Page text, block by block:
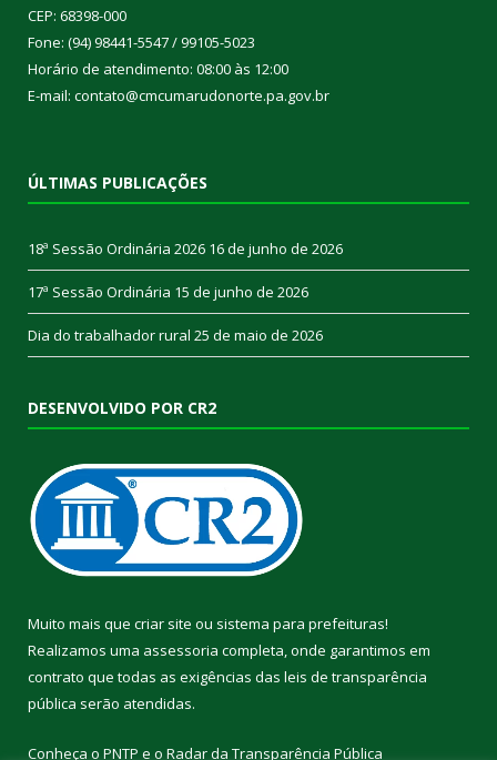
CEP: 68398-000
Fone: (94) 98441-5547 / 99105-5023
Horário de atendimento: 08:00 às 12:00
E-mail: contato@cmcumarudonorte.pa.gov.br
ÚLTIMAS PUBLICAÇÕES
18ª Sessão Ordinária 2026 16 de junho de 2026
17ª Sessão Ordinária 15 de junho de 2026
Dia do trabalhador rural 25 de maio de 2026
DESENVOLVIDO POR CR2
Muito mais que criar site ou sistema para prefeituras!
Realizamos uma assessoria completa, onde garantimos em
contrato que todas as exigências das leis de transparência
pública serão atendidas.
Conheça o PNTP e o Radar da Transparência Pública